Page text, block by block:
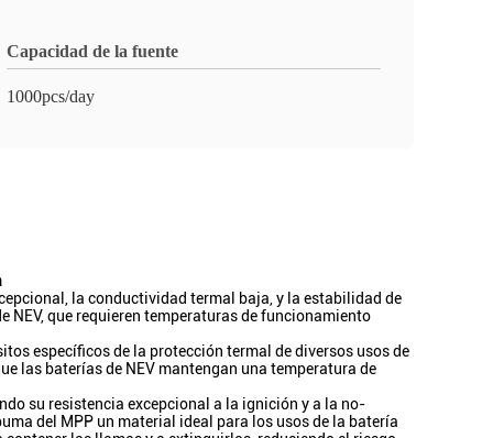
Capacidad de la fuente
1000pcs/day
la conductividad termal baja, y la estabilidad de
que requieren temperaturas de funcionamiento
específicos de la protección termal de diversos usos de
las baterías de NEV mantengan una temperatura de
su resistencia excepcional a la ignición y a la no-
del MPP un material ideal para los usos de la batería